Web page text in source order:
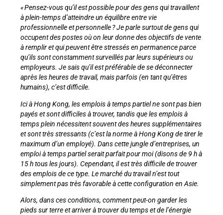
« Pensez-vous qu’il est possible pour des gens qui travaillent
à plein-temps d’atteindre un équilibre entre vie
professionnelle et personnelle ? Je parle surtout de gens qui
occupent des postes où on leur donne des objectifs de vente
à remplir et qui peuvent être stressés en permanence parce
qu’ils sont constamment surveillés par leurs supérieurs ou
employeurs. Je sais qu’il est préférable de se déconnecter
après les heures de travail, mais parfois (en tant qu’êtres
humains), c’est difficile.
Ici à Hong Kong, les emplois à temps partiel ne sont pas bien
payés et sont difficiles à trouver, tandis que les emplois à
temps plein nécessitent souvent des heures supplémentaires
et sont très stressants (c’est la norme à Hong Kong de tirer le
maximum d’un employé). Dans cette jungle d’entreprises, un
emploi à temps partiel serait parfait pour moi (disons de 9 h à
15 h tous les jours). Cependant, il est très difficile de trouver
des emplois de ce type. Le marché du travail n’est tout
simplement pas très favorable à cette configuration en Asie.
Alors, dans ces conditions, comment peut-on garder les
pieds sur terre et arriver à trouver du temps et de l’énergie